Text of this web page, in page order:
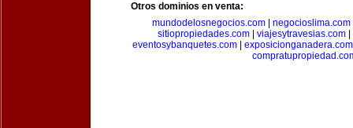
Otros dominios en venta:
mundodelosnegocios.com| negocioslima.com
sitiopropiedades.com| viajesytravesias.com|
eventosybanquetes.com| exposicionganadera.com